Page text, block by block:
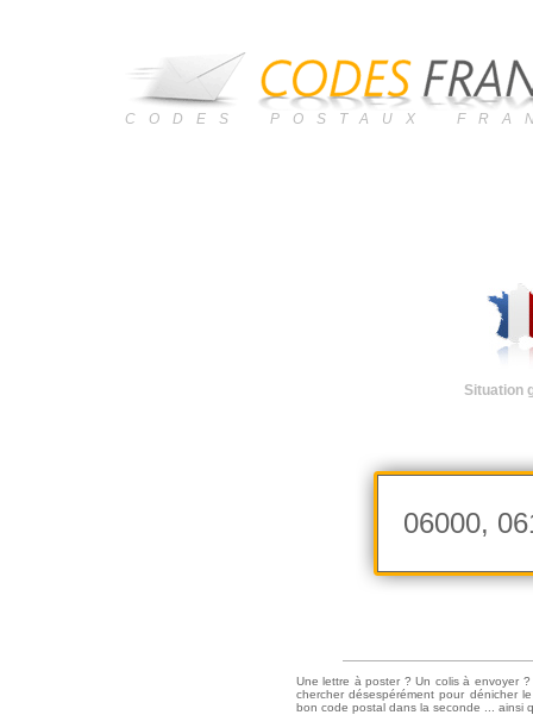
CODES POSTAUX
Situation
06000,
Une lettre à poster ? Un colis à envoyer
chercher désespérément pour dénicher
bon code postal dans la seconde ... ainsi